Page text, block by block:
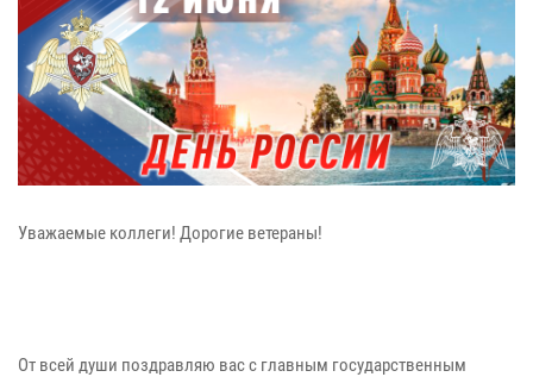
Уважаемые коллеги! Дорогие ветераны!
От всей души поздравляю вас с главным государственным